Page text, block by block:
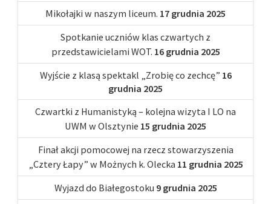
Mikołajki w naszym liceum. 17 grudnia 2025
Spotkanie uczniów klas czwartych z
przedstawicielami WOT. 16 grudnia 2025
Wyjście z klasą spektakl „Zrobię co zechcę” 16
grudnia 2025
Czwartki z Humanistyką – kolejna wizyta I LO na
UWM w Olsztynie 15 grudnia 2025
Finał akcji pomocowej na rzecz stowarzyszenia
„Cztery Łapy” w Możnych k. Olecka 11 grudnia 2025
Wyjazd do Białegostoku 9 grudnia 2025